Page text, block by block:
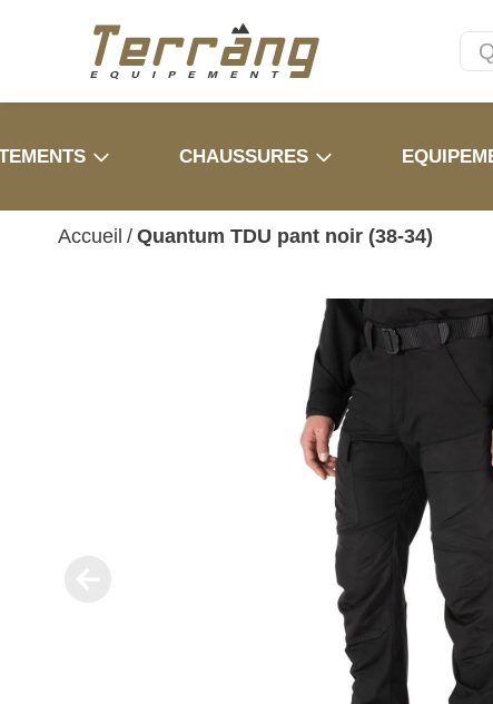
CHAUSSURES
Accueil / Quantum TDU pant noir (38-34)